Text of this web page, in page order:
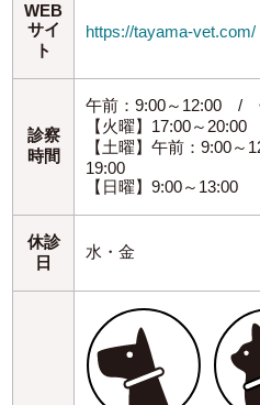
WEB
サイ
ト
https://tayama-vet.com/
診察
時間
午前：9:00～12:00 /
【火曜】17:00～20:00
【土曜】午前：9:00
19:00
【日曜】9:00～13:00
休診
日
水・金